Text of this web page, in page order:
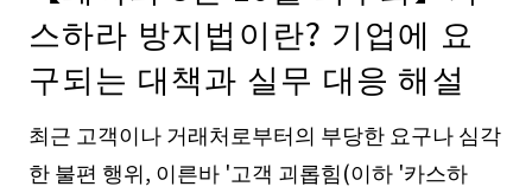
스하라 방지법이란? 기업에 요
구되는 대책과 실무 대응 해설
최근 고객이나 거래처로부터의 부당한 요구나 심각
한 불편 행위, 이른바 '고객 괴롭힘(이하 '카스하